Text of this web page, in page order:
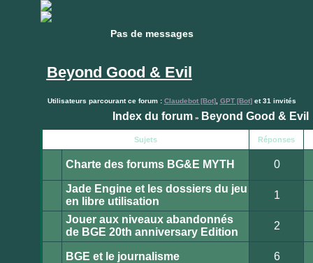
Pas de messages
Pas de messages
Beyond Good & Evil
Utilisateurs parcourant ce forum : Claudebot [Bot], GPT [Bot]et 31 invités
Publier
sujet
Index du forum» Beyond Good & Evil
Sujets Réponses
sujet
est
verrouillé.
Vous
ne
pouvez
publier
ou
modifier
Charte des forums BG&E MYTH 0
Aucun
message
non
Jade Engine et les dossiers du jeu
en libre utilisation
1
Aucun
message
non
Jouer aux niveaux abandonnés
de BGE 20th anniversary Edition
2
BGE et le journalisme 6